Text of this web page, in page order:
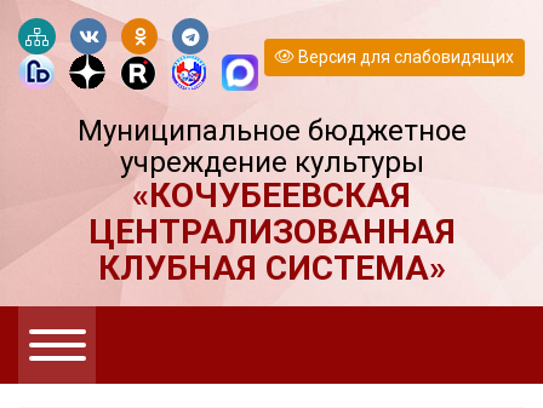
Версия для слабовидящих
Муниципальное бюджетное
учреждение культуры
«КОЧУБЕЕВСКАЯ
ЦЕНТРАЛИЗОВАННАЯ
КЛУБНАЯ СИСТЕМА»